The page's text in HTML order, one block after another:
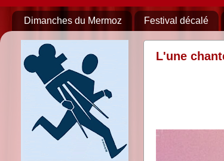
Dimanches du Mermoz Festival décalé
L'une